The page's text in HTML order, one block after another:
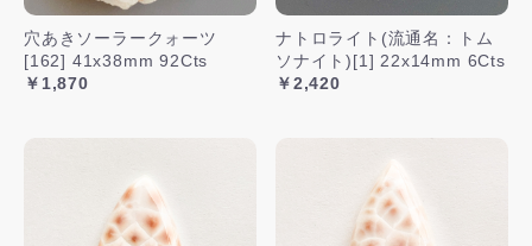
穴あきソーラークォーツ
[162] 41x38mm 92Cts
￥1,870
ナトロライト(流通名：トム
ソナイト)[1] 22x14mm 6Cts
￥2,420